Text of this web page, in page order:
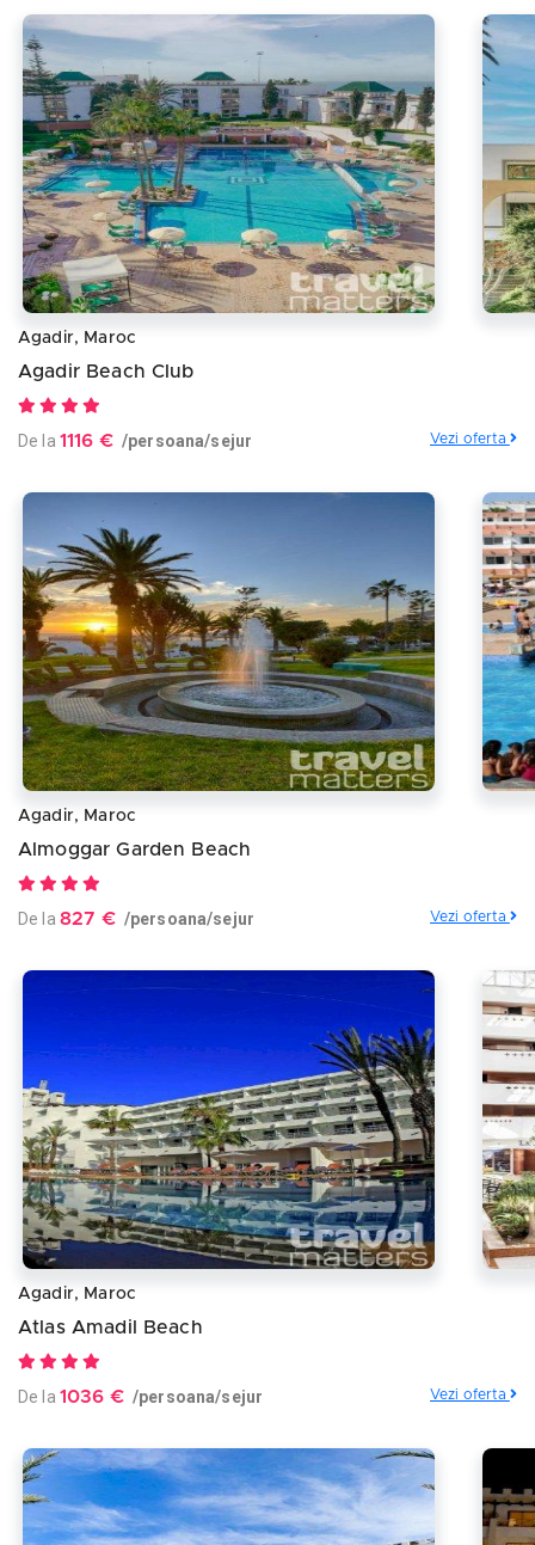
Agadir, Maroc
Agadir Beach Club
De la 1116 € /persoana/sejur Vezi oferta
Agadir, Maroc
Almoggar Garden Beach
De la 827 € /persoana/sejur Vezi oferta
Agadir, Maroc
Atlas Amadil Beach
De la 1036 € /persoana/sejur Vezi oferta